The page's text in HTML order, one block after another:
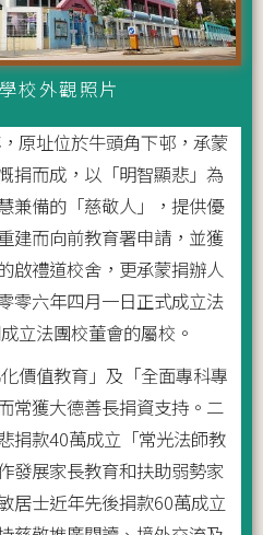
校外觀照片
原址位於牛頭角下邨，承蒙
捐而成，以「明智顯悲」為
兼備的「慈敬人」，提供優
建而向前教育署申請，並獲
啟禮道校舍，更承蒙捐辦人
零六年四月一日正式成立法
立法團校董會的屬校。
價值教育」及「全面專科專
常獲大德善長捐資支持。二
捐款40萬成立「常光法師教
發展家長教育和扶助弱勢家
居士近年先後捐款60萬成立